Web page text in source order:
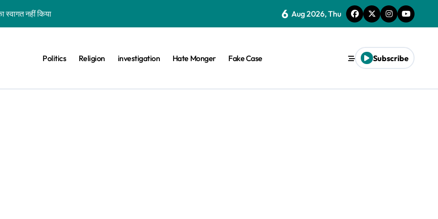
स्वागत नहीं किया
वायरल वीडियो एक साल पुराना है
बीफ प्रोड्यूसर देश नहीं कहा
6 Aug 2026, Thu
Politics Religion investigation Hate Monger Fake Case Subscribe